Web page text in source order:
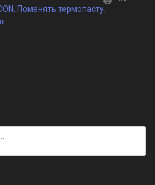
, Поменять термопасту,